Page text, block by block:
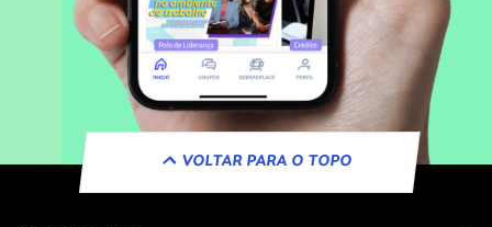
VOLTAR PARA O TOPO